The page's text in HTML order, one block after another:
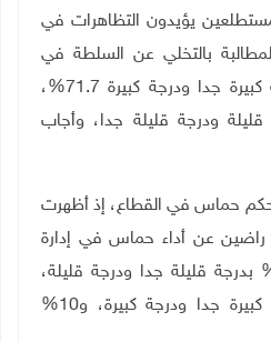
يؤيدون التظاهرات في
بالتخلي عن السلطة في
القطاع، إذ أكد ذلك بدرجة كبيرة جدا ودرجة كبيرة 71.7%،
بدرجة قليلة ودرجة قليلة جدا، وأجاب
حكم حماس في القطاع، إذ أظهرت
راضين عن أداء حماس في إدارة
غزة، إذ أجاب 79.8% بدرجة قليلة جدا ودرجة قليلة،
بينما أجاب 10.2% بدرجة كبيرة جدا ودرجة كبيرة، و10%